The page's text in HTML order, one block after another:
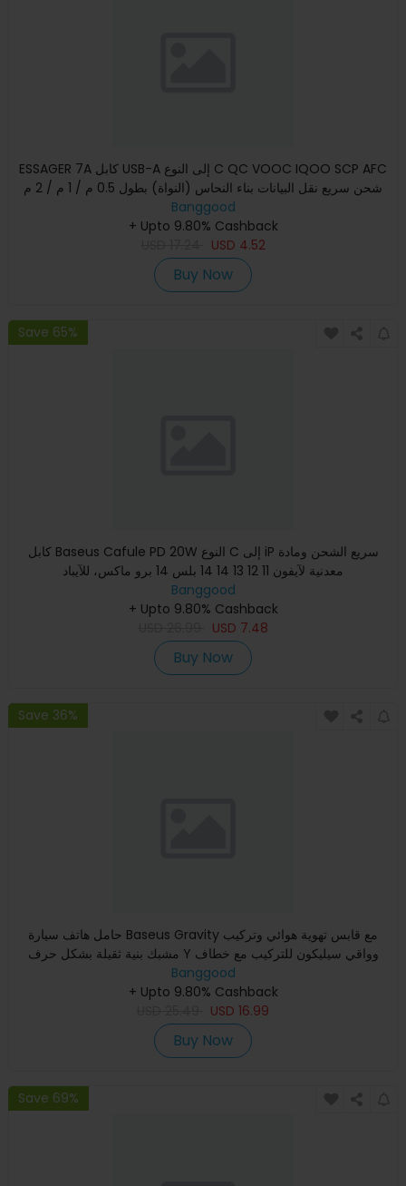
ESSAGER 7A كابل USB-A إلى النوع C QC VOOC IQOO SCP AFC
شحن سريع نقل البيانات بناء النحاس (النواة) بطول 0.5 م / 1 م / 2 م
Banggood
+ Upto 9.80% Cashback
USD 4.52
Buy Now
Save 65%
كابل Baseus Cafule PD 20W النوع C إلى iP سريع الشحن ومادة
معدنية لآيفون 11 12 13 14 14 بلس 14 برو ماكس، للآيباد
Banggood
+ Upto 9.80% Cashback
USD 7.48
Buy Now
Save 36%
حامل هاتف سيارة Baseus Gravity مع قابس تهوية هوائي وتركيب
مشبك بنية ثقيلة بشكل حرف Y وواقي سيليكون للتركيب مع خطاف
الذيل
Banggood
+ Upto 9.80% Cashback
USD 16.99
Buy Now
Save 69%